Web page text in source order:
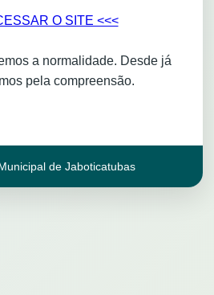
O SITE <<<
a normalidade. Desde já
pela compreensão.
de Jaboticatubas